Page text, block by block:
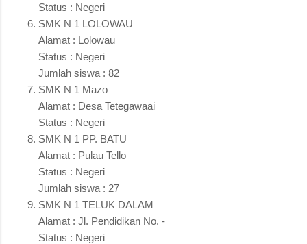
Status : Negeri
SMK N 1 LOLOWAU
Alamat : Lolowau
Status : Negeri
Jumlah siswa : 82
SMK N 1 Mazo
Alamat : Desa Tetegawaai
Status : Negeri
SMK N 1 PP. BATU
Alamat : Pulau Tello
Status : Negeri
Jumlah siswa : 27
SMK N 1 TELUK DALAM
Alamat : Jl. Pendidikan No. -
Status : Negeri